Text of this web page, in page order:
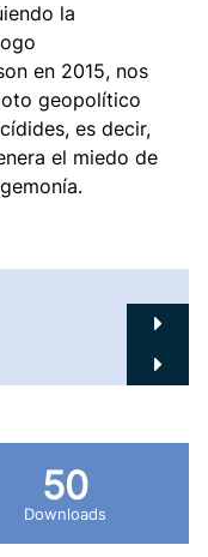
la
en 2015, nos
geopolítico
es decir,
el miedo de
50
Downloads